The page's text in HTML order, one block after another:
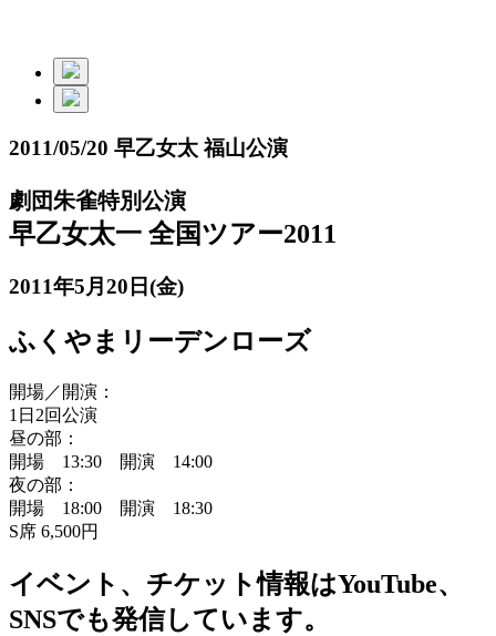
2011/05/20 早乙女太 福山公演
劇団朱雀特別公演
早乙女太一 全国ツアー2011
2011年5月20日(金)
ふくやまリーデンローズ
開場／開演：
1日2回公演
昼の部：
開場 13:30 開演 14:00
夜の部：
開場 18:00 開演 18:30
S席 6,500円
イベント、チケット情報はYouTube、
SNSでも発信しています。